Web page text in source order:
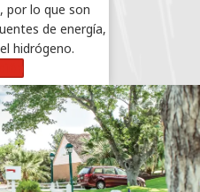
por lo que son
de energía,
hidrógeno.